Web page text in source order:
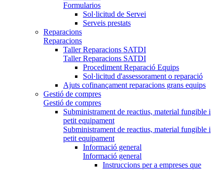
Formularios
Sol·licitud de Servei
Serveis prestats
Reparacions
Reparacions
Taller Reparacions SATDI
Taller Reparacions SATDI
Procediment Reparació Equips
Sol·licitud d'assessorament o reparació
Ajuts cofinançament reparacions grans equips
Gestió de compres
Gestió de compres
Subministrament de reactius, material fungible i
petit equipament
Subministrament de reactius, material fungible i
petit equipament
Informació general
Informació general
Instruccions per a empreses que